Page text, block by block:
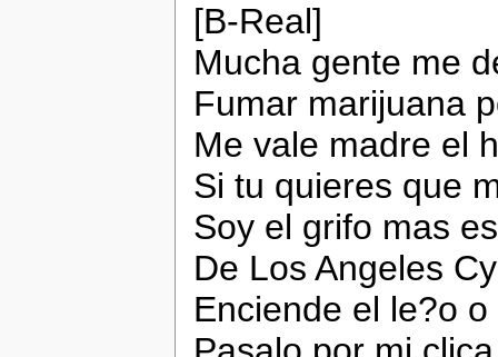
[B-Real]
Mucha gente me
Fumar marijuana
Me vale madre el
Si tu quieres que
Soy el grifo mas
De Los Angeles
Enciende el le?o